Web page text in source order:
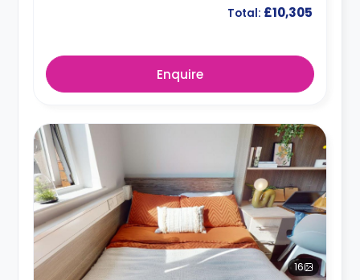
Total: £10,305
Enquire
16